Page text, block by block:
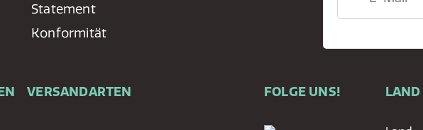
Statement
Konformität
VERSANDARTEN FOLGE UNS! LAND